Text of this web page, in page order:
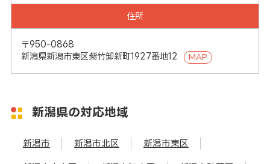
住所
〒950-0868
新潟県新潟市東区紫竹卸新町1927番地12
MAP
新潟県の対応地域
新潟市 新潟市北区 新潟市東区